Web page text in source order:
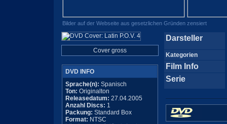
Bilder auf der Webseite aus gesetzlichen Gründen zensiert
Cover gross
DVD INFO
Sprache(n): Spanisch
Ton: Originalton
Releasedatum: 27.04.2005
Anzahl Discs: 1
Packung: Standard Box
Format: NTSC
Darsteller
Kategorien
Film Info
Serie